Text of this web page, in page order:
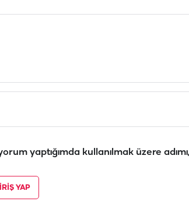
yaptığımda kullanılmak üzere
YAP